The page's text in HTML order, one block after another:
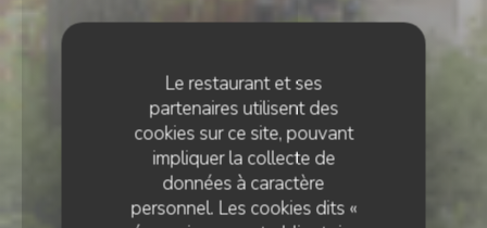
Le restaurant et ses
partenaires utilisent des
cookies sur ce site, pouvant
impliquer la collecte de
données à caractère
personnel. Les cookies dits «